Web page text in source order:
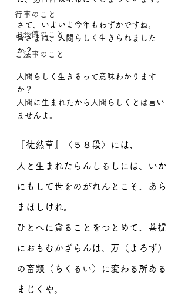
行事のこと
お葬儀のこと
ご法事のこと
さて、いよいよ今年もわずかですね。
皆さまは、人間らしく生きられました
か？
人間らしく生きるって意味わかります
か？
人間に生まれたから人間らしくとは言い
ませんよ。
『徒然草』〈５８段〉には、
人と生まれたらんしるしには、いか
にもして世をのがれんとこそ、あら
まほしけれ。
ひとへに貪ることをつとめて、菩提
におもむかざらんは、万（よろず）
の畜類（ちくるい）に変わる所ある
まじくや。